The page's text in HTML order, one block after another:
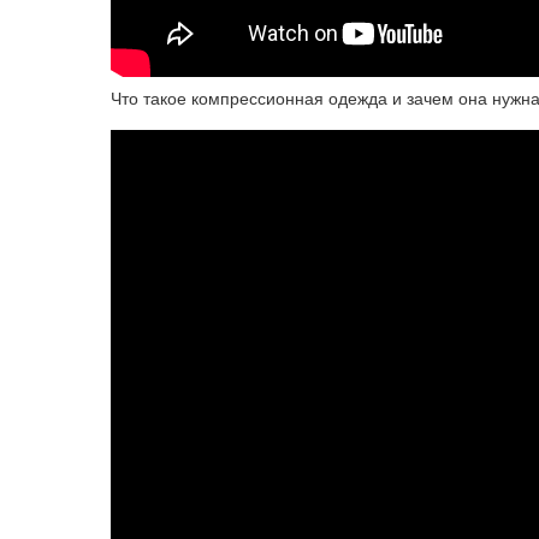
Что такое компрессионная одежда и зачем она